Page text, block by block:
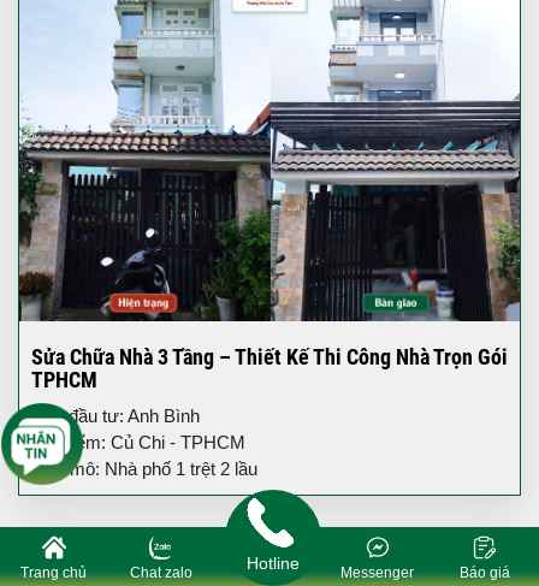
Sửa Chữa Nhà 3 Tầng – Thiết Kế Thi Công Nhà Trọn Gói
TPHCM
Chủ đầu tư: Anh Bình
Địa điểm: Củ Chi - TPHCM
Quy mô: Nhà phố 1 trệt 2 lầu
Trang chủ Chat zalo Báo giá
Messenger
Hotline